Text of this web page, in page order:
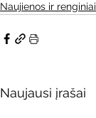
Naujienos ir renginiai
Naujausi įrašai